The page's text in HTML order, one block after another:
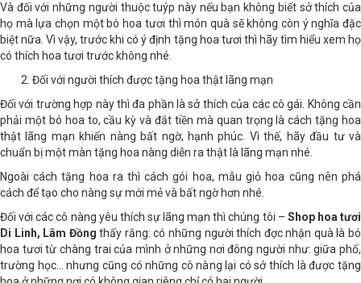
Và đối với những người thuộc tuýp này nếu bạn không biết sở thích của
họ mà lựa chọn một bó hoa tươi thì món quà sẽ không còn ý nghĩa đặc
biệt nữa. Vì vậy, trước khi có ý định tặng hoa tươi thì hãy tìm hiểu xem họ
có thích hoa tươi trước không nhé.
Đối với người thích được tặng hoa thật lãng mạn
Đối với trường hợp này thì đa phần là sở thích của các cô gái. Không cần
phải một bó hoa to, cầu kỳ và đắt tiền mà quan trọng là cách tặng hoa
thật lãng mạn khiến nàng bất ngờ, hạnh phúc. Vì thế, hãy đầu tư và
chuẩn bị một màn tặng hoa nàng diễn ra thật là lãng mạn nhé.
Ngoài cách tặng hoa ra thì cách gói hoa, mẫu giỏ hoa cũng nên phá
cách để tạo cho nàng sự mới mẻ và bất ngờ hơn nhé.
Đối với các cô nàng yêu thích sự lãng mạn thì chúng tôi –
Shop hoa tươi
Di Linh, Lâm Đồngthấy rằng: có những người thích đợc nhận quà là bó
hoa tươi từ chàng trai của mình ở những nơi đông người như: giữa phố,
trường học… nhưng cũng có những cô nàng lại có sở thích là được tặng